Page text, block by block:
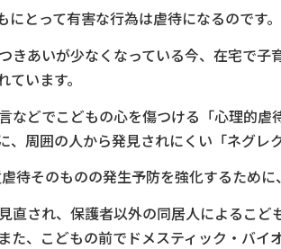
とって有害な行為は虐待になるのです。
あいが少なくなっている今、在宅で
います。
どでこどもの心を傷つける「心理的
周囲の人から発見されにくい「ネグレ
そのものの発生予防を強化するために
され、保護者以外の同居人によるこ
た、こどもの前でドメスティック・バ